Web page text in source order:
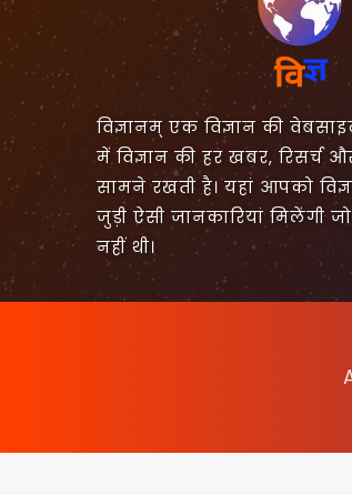
विज्ञानम् एक विज्ञान की
में विज्ञान की हर खबर,
सामने रखती है। यहां आपको
जुड़ी ऐसी जानकारियां मिलेंगी
नहीं थी।